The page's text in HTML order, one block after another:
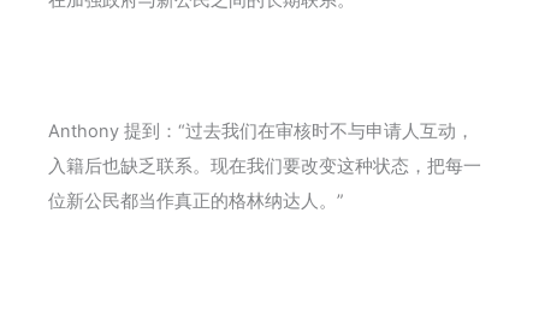
Anthony 提到：“过去我们在审核时不与申请人互动，
入籍后也缺乏联系。现在我们要改变这种状态，把每一
位新公民都当作真正的格林纳达人。”